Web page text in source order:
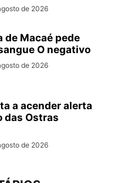
de 2026
de Macaé pede
O negativo
de 2026
a acender alerta
das Ostras
de 2026